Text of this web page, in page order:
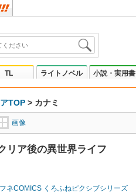
TL ライトノベル 小説・実用書
TOP > カナミ
画像
リア後の異世界ライフ
ネCOMICS くろふねピクシブシリーズ